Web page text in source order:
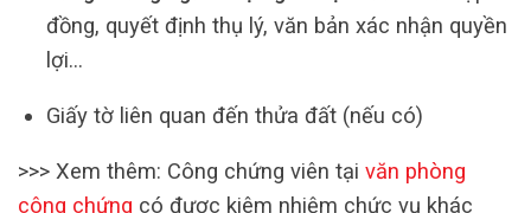
đồng, quyết định thụ lý, văn bản xác nhận quyền
lợi…
Giấy tờ liên quan đến thửa đất (nếu có)
>>> Xem thêm: Công chứng viên tại văn phòng
công chứng có được kiêm nhiệm chức vụ khác